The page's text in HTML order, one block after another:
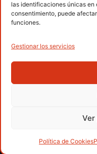
las identificaciones únicas en
consentimiento, puede
funciones.
Gestionar los servicios
Política de Cookies
Contacto
Copyright © 2026
Montaña y
Política de